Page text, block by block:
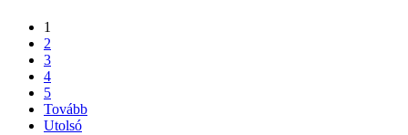
1
2
3
4
5
Tovább
Utolsó